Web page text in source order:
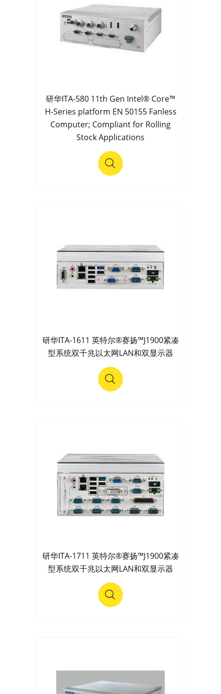
研华ITA-580 11th Gen Intel® Core™
H-Series platform EN 50155 Fanless
Computer; Compliant for Rolling
Stock Applications
研华ITA-1611 英特尔®赛扬™J1900紧凑
型系统双千兆以太网LAN和双显示器
研华ITA-1711 英特尔®赛扬™J1900紧凑
型系统双千兆以太网LAN和双显示器